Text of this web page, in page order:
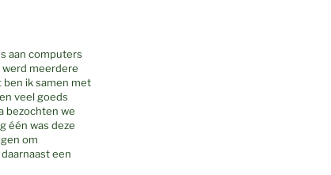
aan computers
werd meerdere
ben ik samen met
veel goeds
bezochten we
één was deze
om
een